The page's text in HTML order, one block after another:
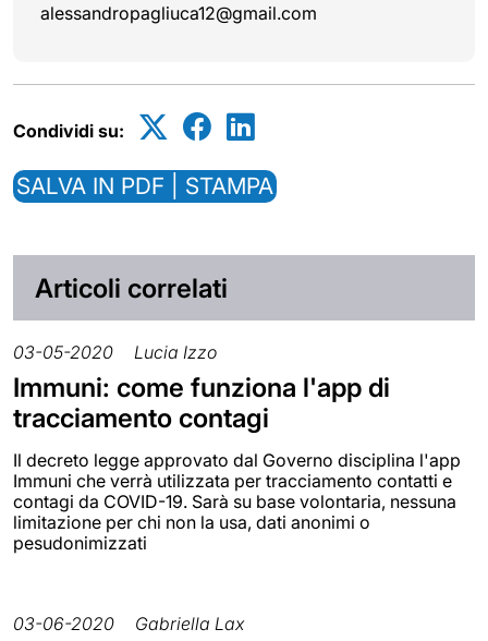
alessandropagliuca12@gmail.com
Condividi su:
SALVA IN PDF | STAMPA
Articoli correlati
03-05-2020 Lucia Izzo
Immuni: come funziona l'app di
tracciamento contagi
Il decreto legge approvato dal Governo disciplina l'app
Immuni che verrà utilizzata per tracciamento contatti e
contagi da COVID-19. Sarà su base volontaria, nessuna
limitazione per chi non la usa, dati anonimi o
pesudonimizzati
03-06-2020 Gabriella Lax